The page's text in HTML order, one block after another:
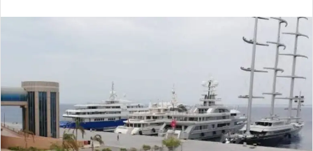
د
ا
إ